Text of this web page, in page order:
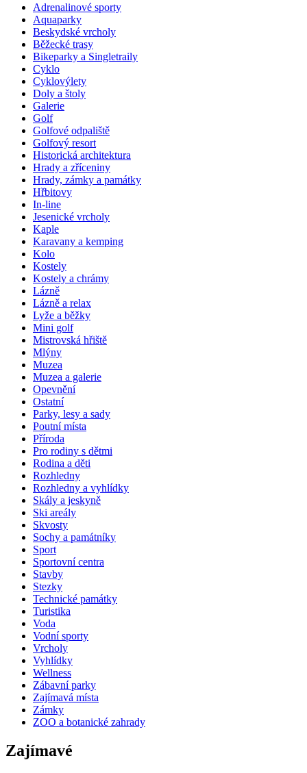
Adrenalinové sporty
Aquaparky
Beskydské vrcholy
Běžecké trasy
Bikeparky a Singletraily
Cyklo
Cyklovýlety
Doly a štoly
Galerie
Golf
Golfové odpaliště
Golfový resort
Historická architektura
Hrady a zříceniny
Hrady, zámky a památky
Hřbitovy
In-line
Jesenické vrcholy
Kaple
Karavany a kemping
Kolo
Kostely
Kostely a chrámy
Lázně
Lázně a relax
Lyže a běžky
Mini golf
Mistrovská hřiště
Mlýny
Muzea
Muzea a galerie
Opevnění
Ostatní
Parky, lesy a sady
Poutní místa
Příroda
Pro rodiny s dětmi
Rodina a děti
Rozhledny
Rozhledny a vyhlídky
Skály a jeskyně
Ski areály
Skvosty
Sochy a památníky
Sport
Sportovní centra
Stavby
Stezky
Technické památky
Turistika
Voda
Vodní sporty
Vrcholy
Vyhlídky
Wellness
Zábavní parky
Zajímavá místa
Zámky
ZOO a botanické zahrady
Zajímavé